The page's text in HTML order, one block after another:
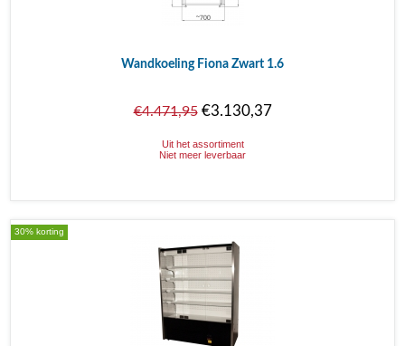
Wandkoeling Fiona Zwart 1.6
€4.471,95€3.130,37
Uit het assortiment
Niet meer leverbaar
30% korting